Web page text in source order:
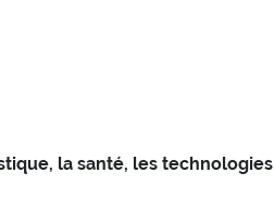
la santé, les technologies